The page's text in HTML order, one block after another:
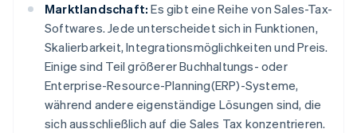
Marktlandschaft: Es gibt eine Reihe von Sales-Tax-
Softwares. Jede unterscheidet sich in Funktionen,
Skalierbarkeit, Integrationsmöglichkeiten und Preis.
Einige sind Teil größerer Buchhaltungs- oder
Enterprise-Resource-Planning(ERP)-Systeme,
während andere eigenständige Lösungen sind, die
sich ausschließlich auf die Sales Tax konzentrieren.